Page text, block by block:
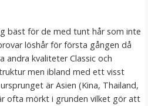
149 kr
249 kr
I VARUKORG
bäst för de med tunt hår som inte
löshår för första gången då
andra kvaliteter Classic och
men ibland med ett visst
är Asien (Kina, Thailand,
ofta mörkt i grunden vilket gör att